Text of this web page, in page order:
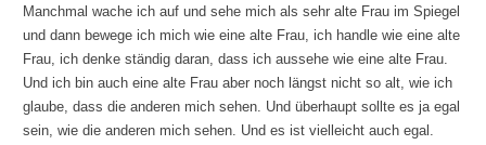
Manchmal wache ich auf und sehe mich als sehr alte Frau im Spiegel
und dann bewege ich mich wie eine alte Frau, ich handle wie eine alte
Frau, ich denke ständig daran, dass ich aussehe wie eine alte Frau.
Und ich bin auch eine alte Frau aber noch längst nicht so alt, wie ich
glaube, dass die anderen mich sehen. Und überhaupt sollte es ja egal
sein, wie die anderen mich sehen. Und es ist vielleicht auch egal.